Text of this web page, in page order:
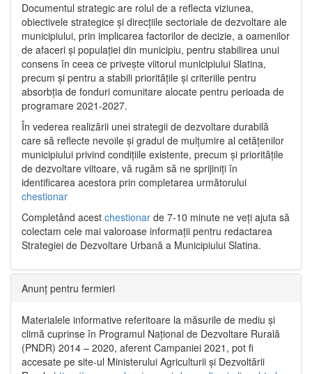
Documentul strategic are rolul de a reflecta viziunea,
obiectivele strategice și direcțiile sectoriale de dezvoltare ale
municipiului, prin implicarea factorilor de decizie, a oamenilor
de afaceri și populației din municipiu, pentru stabilirea unui
consens în ceea ce privește viitorul municipiului Slatina,
precum și pentru a stabili prioritățile și criteriile pentru
absorbția de fonduri comunitare alocate pentru perioada de
programare 2021-2027.
În vederea realizării unei strategii de dezvoltare durabilă
care să reflecte nevoile și gradul de mulțumire al cetățenilor
municipiului privind condițiile existente, precum și prioritățile
de dezvoltare viitoare, vă rugăm să ne sprijiniți în
identificarea acestora prin completarea următorului
chestionar
Completând acest chestionar de 7-10 minute ne veți ajuta să
colectam cele mai valoroase informații pentru redactarea
Strategiei de Dezvoltare Urbană a Municipiului Slatina.
Anunț pentru fermieri
Materialele informative referitoare la măsurile de mediu și
climă cuprinse în Programul Național de Dezvoltare Rurală
(PNDR) 2014 – 2020, aferent Campaniei 2021, pot fi
accesate pe site-ul Ministerului Agriculturii și Dezvoltării